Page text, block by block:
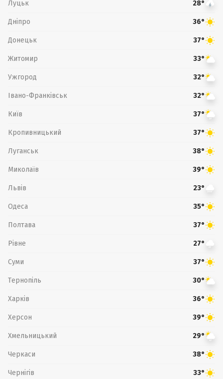
Луцьк 28°
Дніпро 36°
Донецьк 37°
Житомир 33°
Ужгород 32°
Івано-Франківськ 32°
Київ 37°
Кропивницький 37°
Луганськ 38°
Миколаїв 39°
Львів 23°
Одеса 35°
Полтава 37°
Рівне 27°
Суми 37°
Тернопіль 30°
Харків 36°
Херсон 39°
Хмельницький 29°
Черкаси 38°
Чернігів 33°